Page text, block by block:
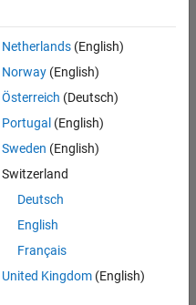
Netherlands(English)
Norway(English)
Österreich (Deutsch)
Portugal (English)
Sweden (English)
Switzerland
Deutsch
English
Français
United Kingdom(English)